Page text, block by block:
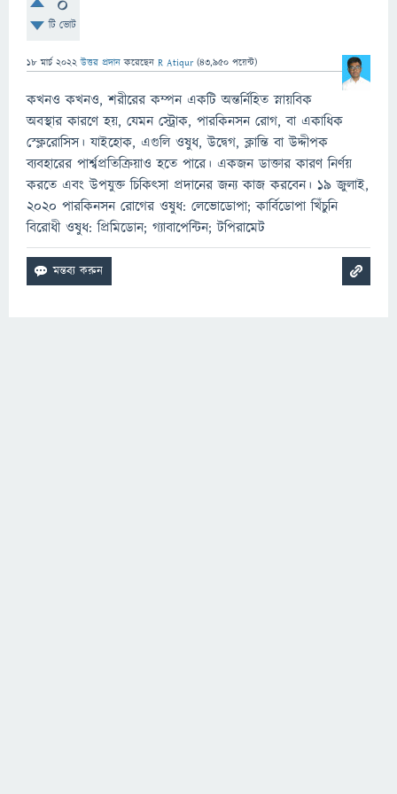
টি ভোট
18 মার্চ 2022 উত্তর প্রদান করেছেন R Atiqur (43,950 পয়েন্ট)
কখনও কখনও, শরীরের কম্পন একটি অন্তর্নিহিত স্নায়বিক
অবস্থার কারণে হয়, যেমন স্ট্রোক, পারকিনসন রোগ, বা একাধিক
স্ক্লেরোসিস। যাইহোক, এগুলি ওষুধ, উদ্বেগ, ক্লান্তি বা উদ্দীপক
ব্যবহারের পার্শ্বপ্রতিক্রিয়াও হতে পারে। একজন ডাক্তার কারণ নির্ণয়
করতে এবং উপযুক্ত চিকিৎসা প্রদানের জন্য কাজ করবেন। 19 জুলাই,
2020 পারকিনসন রোগের ওষুধ: লেভোডোপা; কার্বিডোপা খিঁচুনি
বিরোধী ওষুধ: প্রিমিডোন; গ্যাবাপেন্টিন; টপিরামেট